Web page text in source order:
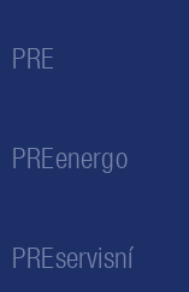
PRE
PREenergo
PREservisní